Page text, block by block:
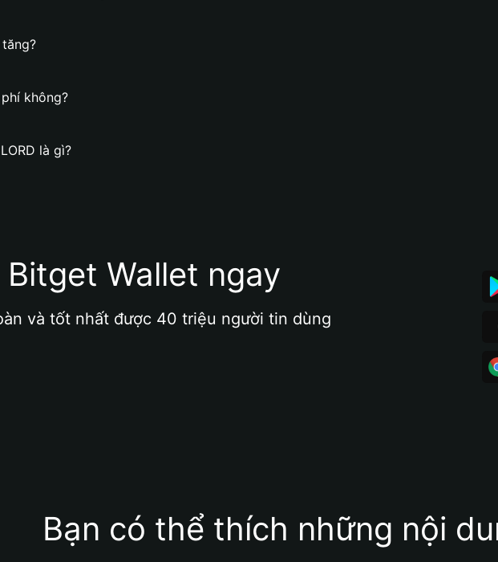
tăng?
không?
là gì?
Wallet ngay
và tốt nhất được 40 triệu người tin dùng
Bạn có thể thích những nội